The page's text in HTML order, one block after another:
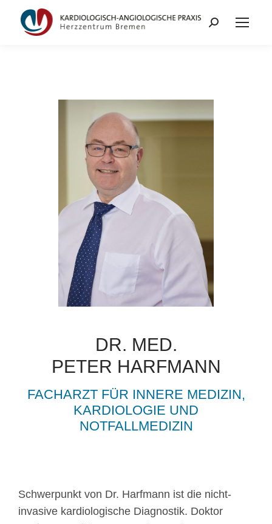
DR. MED.
PETER HARFMANN
FACHARZT FÜR INNERE MEDIZIN,
KARDIOLOGIE UND
NOTFALLMEDIZIN
Schwerpunkt von Dr. Harfmann ist die nicht-
invasive kardiologische Diagnostik. Doktor